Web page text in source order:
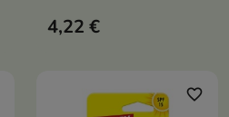
pękaniem, zapewnia
długotrwałe nawilżenie oraz
4,22 €
favorite_border